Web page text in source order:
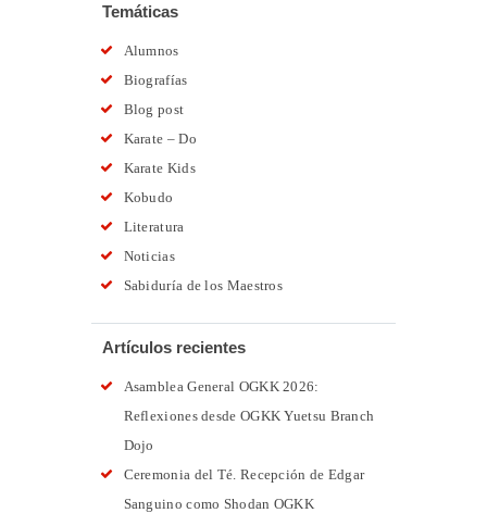
Temáticas
Alumnos
Biografías
Blog post
Karate – Do
Karate Kids
Kobudo
Literatura
Noticias
Sabiduría de los Maestros
Artículos recientes
Asamblea General OGKK 2026:
Reflexiones desde OGKK Yuetsu Branch
Dojo
Ceremonia del Té. Recepción de Edgar
Sanguino como Shodan OGKK